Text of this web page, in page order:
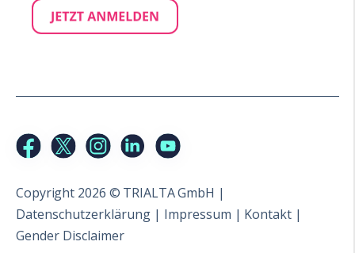
Copyright 2026 © TRIALTA GmbH |
Datenschutzerklärung | Impressum | Kontakt |
Gender Disclaimer